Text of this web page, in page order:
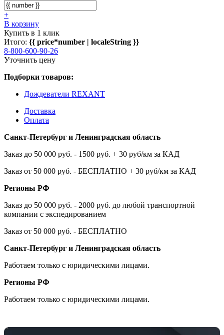
+
В корзину
Купить в 1 клик
Итого: {{ price*number | localeString }}
8-800-600-90-26
Уточнить цену
Подборки товаров:
Дождеватели REXANT
Доставка
Оплата
Санкт-Петербург и Ленинградская область
Заказ до 50 000 руб. - 1500 руб. + 30 руб/км за КАД
Заказ от 50 000 руб. - БЕСПЛАТНО + 30 руб/км за КАД
Регионы РФ
Заказ до 50 000 руб. - 2000 руб. до любой транспортной
компании с экспедированием
Заказ от 50 000 руб. - БЕСПЛАТНО
Санкт-Петербург и Ленинградская область
Работаем только с юридическими лицами.
Регионы РФ
Работаем только с юридическими лицами.